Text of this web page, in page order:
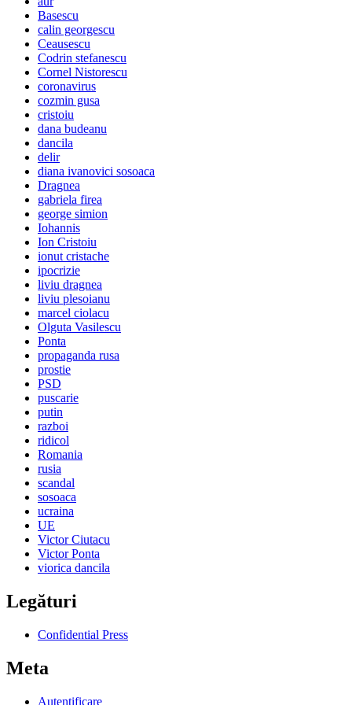
Basescu
calin georgescu
Ceausescu
Codrin stefanescu
Cornel Nistorescu
coronavirus
cozmin gusa
cristoiu
dana budeanu
dancila
delir
diana ivanovici sosoaca
Dragnea
gabriela firea
george simion
Iohannis
Ion Cristoiu
ionut cristache
ipocrizie
liviu dragnea
liviu plesoianu
marcel ciolacu
Olguta Vasilescu
Ponta
propaganda rusa
prostie
PSD
puscarie
putin
razboi
ridicol
Romania
rusia
scandal
sosoaca
ucraina
UE
Victor Ciutacu
Victor Ponta
viorica dancila
Legături
Confidential Press
Meta
Autentificare